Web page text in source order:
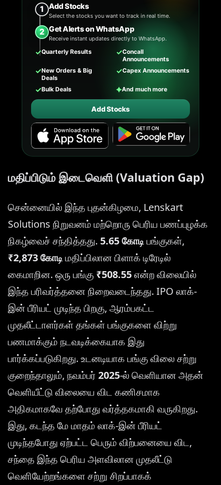
1 Add Stocks
Select the stocks you want to track in real time.
2 Get Alerts on WhatsApp
Receive instant updates directly to WhatsApp.
✓Quarterly Results ✓Concall
Announcements
✓New Orders & Big
Deals
✓Capex Announcements
✓Bulk Deals ✦And much more
Add Stocks
மதிப்பிடும் இடைவெளி (Valuation Gap)
சென்னையில் இந்த புதன்கிழமை, Lenskart
Solutions நிறுவனம் மற்றொரு பெரிய பணப்புழக்க
நிகழ்வைச் சந்தித்தது. 5.65 கோடிபங்குகள்,
₹2,873 கோடிமதிப்பிலான பிளாக் டிரேடில்
கைமாறின. ஒரு பங்கு ₹508.55என்ற விலையில்
இந்த பரிவர்த்தனை நிறைவடைந்தது. IPO லாக்-
இன் பீரியட் முடிந்த பிறகு, ஆரம்பகட்ட
முதலீட்டாளர்கள் தங்கள் பங்குகளை விற்று
பணமாக்கும் நடவடிக்கையாக இது
பார்க்கப்படுகிறது. உடனடியாக பங்கு விலை சற்று
குறைந்தாலும், நவம்பர் 2025-ல் வெளியான அதன்
வெளியீட்டு விலையை விட கணிசமாக
அதிகமாகவே தற்போது வர்த்தகமாகி வருகிறது.
இது, கடந்த மே மாதம் லாக்-இன் பீரியட்
முடிந்தபோது ஏற்பட்ட பெரும் விற்பனையை விட,
சந்தை இந்த பெரிய அளவிலான முதலீட்டு
வெளியேற்றங்களை சற்று சிறப்பாகக்